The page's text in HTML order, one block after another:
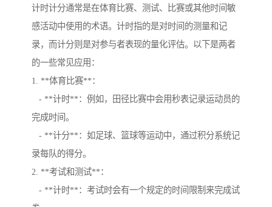
计时计分通常是在体育比赛、测试、比赛或其他时间敏
感活动中使用的术语。计时指的是对时间的测量和记
录，而计分则是对参与者表现的量化评估。以下是两者
的一些常见应用：
1. **体育比赛**：
- **计时**：例如，田径比赛中会用秒表记录运动员的
完成时间。
- **计分**：如足球、篮球等运动中，通过积分系统记
录每队的得分。
2. **考试和测试**：
- **计时**：考试时会有一个规定的时间限制来完成试